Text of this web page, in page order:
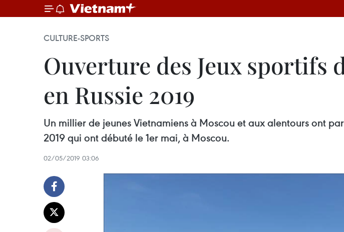
CULTURE-SPORTS
Ouverture des Jeux sportifs
en Russie 2019
Un millier de jeunes Vietnamiens à Moscou et aux alentours ont
2019 qui ont débuté le 1er mai, à Moscou.
02/05/2019 03:06